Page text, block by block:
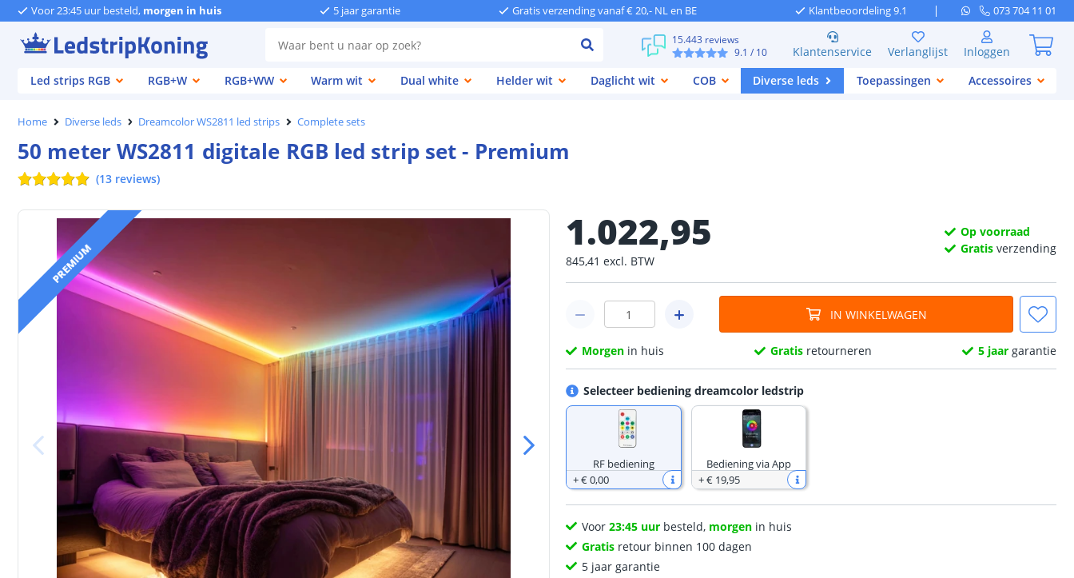
Voor 23:45 uur besteld, morgen in huis 5 jaar garantie Gratis verzending vanaf € 20,- NL en BE Klantbeoordeling 9.1 073 704 11 01
15.443 reviews
9.1 / 10 Klantenservice Verlanglijst
Inloggen
Led strips RGB
RGB+W RGB+WW Warm wit Dual white Helder wit Daglicht wit COB Diverse leds Toepassingen Accessoires
Home Diverse leds Dreamcolor WS2811 led strips Complete sets
50 meter WS2811 digitale RGB led strip set - Premium
(13 reviews)
PREMIUM
1.022,95
845,41 excl. BTW
Op voorraad
Gratis verzending
IN WINKELWAGEN
Morgen in huis Gratis retourneren 5 jaargarantie
Selecteer bediening dreamcolor ledstrip
RF bediening
+€ 0,00
Bediening via App
+€ 19,95
Voor23:45 uur besteld, morgen in huis
Gratis retour binnen 100 dagen
5 jaar garantie